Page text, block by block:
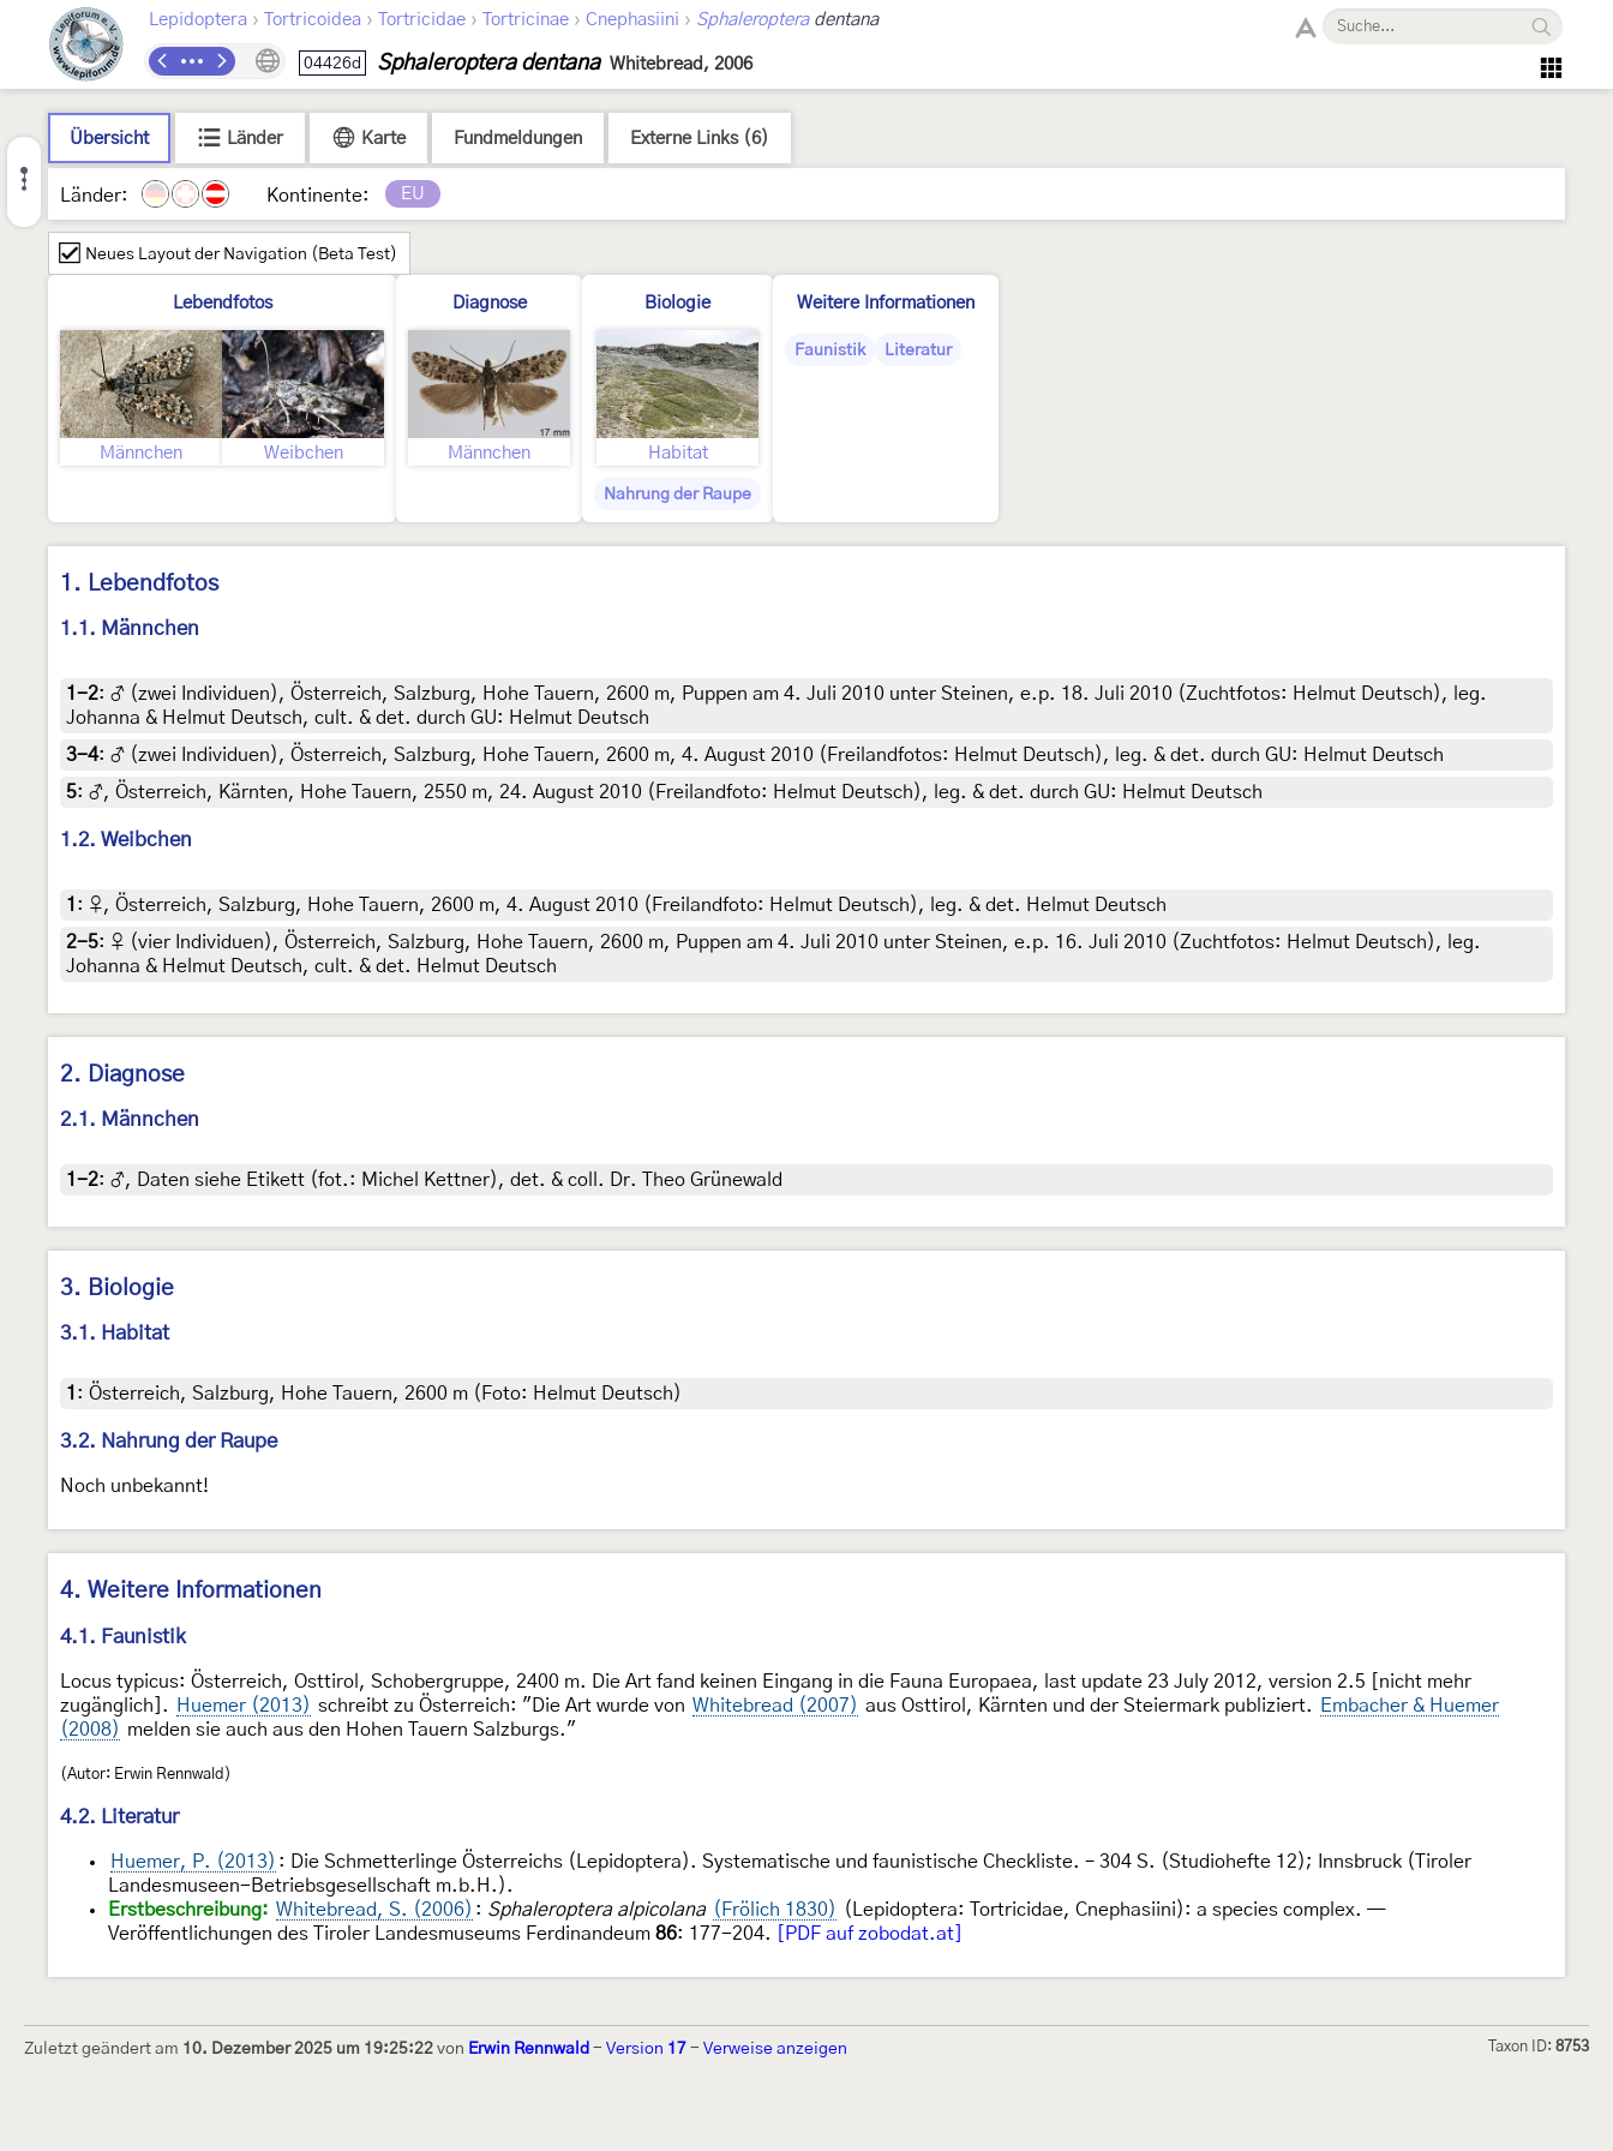
Lepidoptera › Tortricoidea › Tortricidae › Tortricinae › Cnephasiini › Sphaleropteradentana
04426d Sphaleroptera dentana Whitebread, 2006
Übersicht Länder Karte Fundmeldungen Externe Links (6)
Länder: Kontinente: EU
Neues Layout der Navigation (Beta Test)
Lebendfotos
Männchen Weibchen
Diagnose
Männchen
Biologie
Habitat
Nahrung der Raupe
Weitere Informationen
Faunistik Literatur
1. Lebendfotos
1.1. Männchen
1-2: ♂ (zwei Individuen), Österreich, Salzburg, Hohe Tauern, 2600 m, Puppen am 4. Juli 2010 unter Steinen, e.p. 18. Juli 2010 (Zuchtfotos: Helmut Deutsch), leg.
Johanna & Helmut Deutsch, cult. & det. durch GU: Helmut Deutsch
3-4: ♂ (zwei Individuen), Österreich, Salzburg, Hohe Tauern, 2600 m, 4. August 2010 (Freilandfotos: Helmut Deutsch), leg. & det. durch GU: Helmut Deutsch
5: ♂, Österreich, Kärnten, Hohe Tauern, 2550 m, 24. August 2010 (Freilandfoto: Helmut Deutsch), leg. & det. durch GU: Helmut Deutsch
1.2. Weibchen
1 : ♀, Österreich, Salzburg, Hohe Tauern, 2600 m, 4. August 2010 (Freilandfoto: Helmut Deutsch), leg. & det. Helmut Deutsch
2-5: ♀ (vier Individuen), Österreich, Salzburg, Hohe Tauern, 2600 m, Puppen am 4. Juli 2010 unter Steinen, e.p. 16. Juli 2010 (Zuchtfotos: Helmut Deutsch), leg.
Johanna & Helmut Deutsch, cult. & det. Helmut Deutsch
2. Diagnose
2.1. Männchen
1-2: ♂, Daten siehe Etikett (fot.: Michel Kettner), det. & coll. Dr. Theo Grünewald
3. Biologie
3.1. Habitat
1 : Österreich, Salzburg, Hohe Tauern, 2600 m (Foto: Helmut Deutsch)
3.2. Nahrung der Raupe
Noch unbekannt!
4. Weitere Informationen
4.1. Faunistik
Locus typicus: Österreich, Osttirol, Schobergruppe, 2400 m. Die Art fand keinen Eingang in die Fauna Europaea, last update 23 July 2012, version 2.5 [nicht mehr
zugänglich].
Huemer (2013) schreibt zu Österreich: "Die Art wurde von Whitebread (2007) aus Osttirol, Kärnten und der Steiermark publiziert.
Embacher & Huemer
(2008) melden sie auch aus den Hohen Tauern Salzburgs."
(Autor: Erwin Rennwald)
4.2. Literatur
Huemer, P. (2013) : Die Schmetterlinge Österreichs (Lepidoptera). Systematische und faunistische Checkliste. – 304 S. (Studiohefte 12); Innsbruck (Tiroler
Landesmuseen-Betriebsgesellschaft m.b.H.).
Erstbeschreibung: Whitebread, S. (2006) : Sphaleroptera alpicolana (Frölich 1830)
(Lepidoptera: Tortricidae, Cnephasiini): a species complex. —
Veröffentlichungen des Tiroler Landesmuseums Ferdinandeum 86: 177-204. [PDF auf zobodat.at]
Zuletzt geändert am 10. Dezember 2025 um 19:25:22 von Erwin Rennwald - Version 17 - Verweise anzeigen Taxon ID: 8753